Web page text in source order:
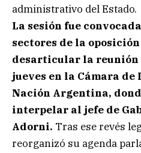
administrativo del Estado.
La sesión fue
sectores de la
desarticular la reunión
jueves en la Cámara de
Nación Argentina,
interpelar al jefe de
Adorni. Tras ese revés
reorganizó su agenda